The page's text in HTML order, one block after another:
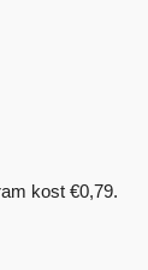
kost €0,79.